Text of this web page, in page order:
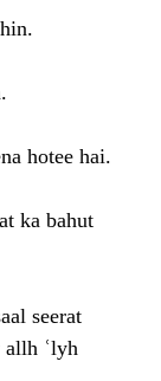
hotee hai.
ka bahut
seerat
ʿlyh